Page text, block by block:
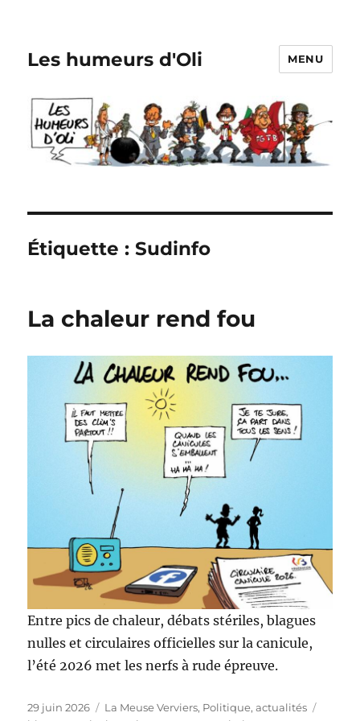
Les humeurs d'Oli MENU
Étiquette :Sudinfo
La chaleur rend fou
Entre pics de chaleur, débats stériles, blagues
nulles et circulaires officielles sur la canicule,
l’été 2026 met les nerfs à rude épreuve.
Publié
29 juin 2026 Catégories
La Meuse Verviers, Politique, actualités